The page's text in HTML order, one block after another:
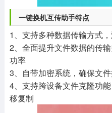
一键换机互传助手特点
1、支持多种数据传输方式
2、全面提升文件数据的传
功率
3、自带加密系统，确保文
4、支持跨设备文件克隆功
移复制